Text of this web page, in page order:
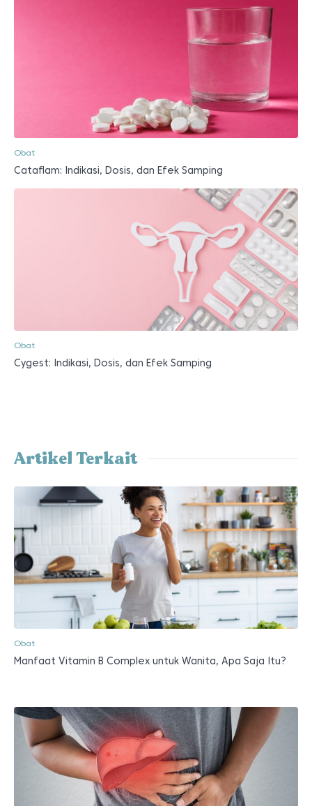
Obat
Cataflam: Indikasi, Dosis, dan Efek Samping
Obat
Cygest: Indikasi, Dosis, dan Efek Samping
Artikel Terkait
Obat
Manfaat Vitamin B Complex untuk Wanita, Apa Saja Itu?